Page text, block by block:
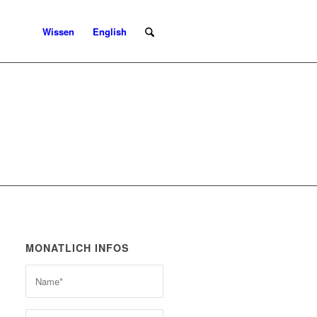
Wissen English
MONATLICH INFOS